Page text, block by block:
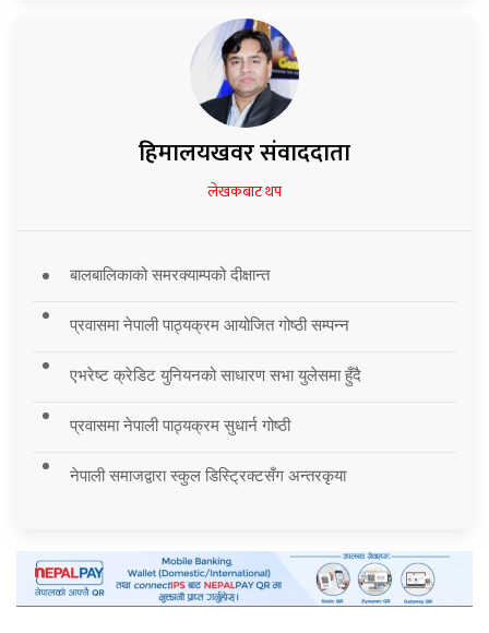
हिमालयखवर संवाददाता
लेखकबाट थप
बालबालिकाको समरक्याम्पको दीक्षान्त
प्रवासमा नेपाली पाठ्यक्रम आयोजित गोष्ठी सम्पन्न
एभरेष्ट क्रेडिट युनियनको साधारण सभा युलेसमा हुँदै
प्रवासमा नेपाली पाठ्यक्रम सुधार्न गोष्ठी
नेपाली समाजद्वारा स्कुल डिस्ट्रिक्टसँग अन्तरकृया